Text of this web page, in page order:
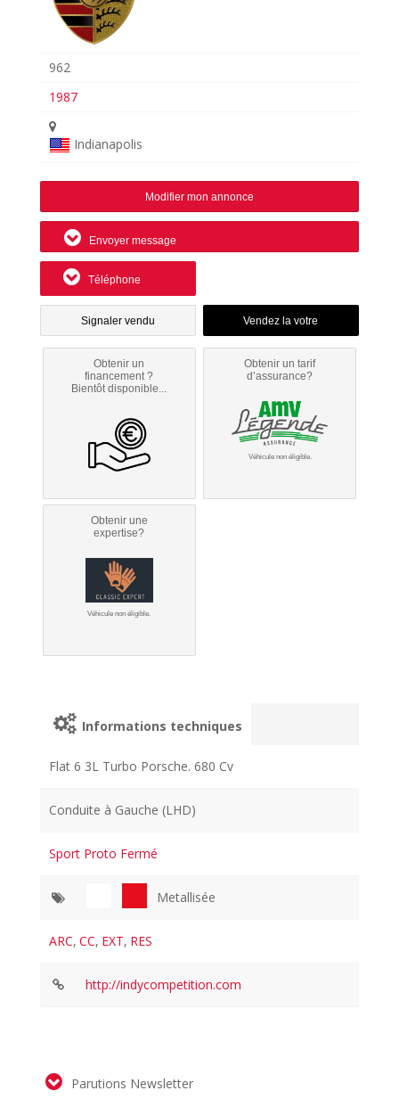
962
1987
Indianapolis
Modifier mon annonce
Envoyer message
Téléphone
Signaler vendu
Obtenir un
financement ?
Bientôt disponible...
Obtenir un tarif
d’assurance?
Véhicule non éligible.
Obtenir une
expertise?
Véhicule non éligible.
Informations techniques
Flat 6 3L Turbo Porsche. 680 Cv
Conduite à Gauche (LHD)
Sport Proto Fermé
Metallisée
ARC, CC, EXT, RES
http://indycompetition.com
Parutions Newsletter